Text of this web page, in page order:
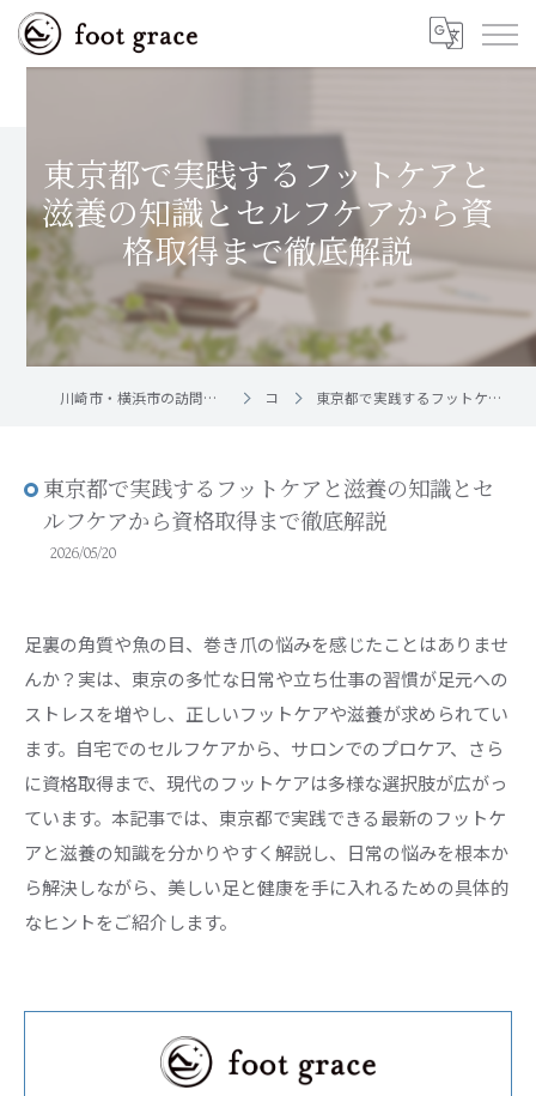
東京都で実践するフットケアと
滋養の知識とセルフケアから資
格取得まで徹底解説
川崎市・横浜市の訪問フットケア｜足と爪のお手入れ屋さん foot grace コラム 東京都で実践するフットケアと滋養の知識とセルフケアから資格取得まで徹底解説
東京都で実践するフットケアと滋養の知識とセ
ルフケアから資格取得まで徹底解説
2026/05/20
足裏の角質や魚の目、巻き爪の悩みを感じたことはありませ
んか？実は、東京の多忙な日常や立ち仕事の習慣が足元への
ストレスを増やし、正しいフットケアや滋養が求められてい
ます。自宅でのセルフケアから、サロンでのプロケア、さら
に資格取得まで、現代のフットケアは多様な選択肢が広がっ
ています。本記事では、東京都で実践できる最新のフットケ
アと滋養の知識を分かりやすく解説し、日常の悩みを根本か
ら解決しながら、美しい足と健康を手に入れるための具体的
なヒントをご紹介します。